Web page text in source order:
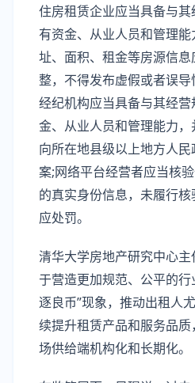
住房租赁企业应当具备与
有资金、从业人员和管理
址、面积、租金等房源信
整，不得发布虚假或者误
经纪机构应当具备与其经
金、从业人员和管理能力
向所在地县级以上地方人
案;网络平台经营者应当核
的真实身份信息，未履行
应处罚。
清华大学房地产研究中心
于营造更加规范、公平的
逐良币”现象，推动出租人
续提升租赁产品和服务品
场供给端机构化和长期化。